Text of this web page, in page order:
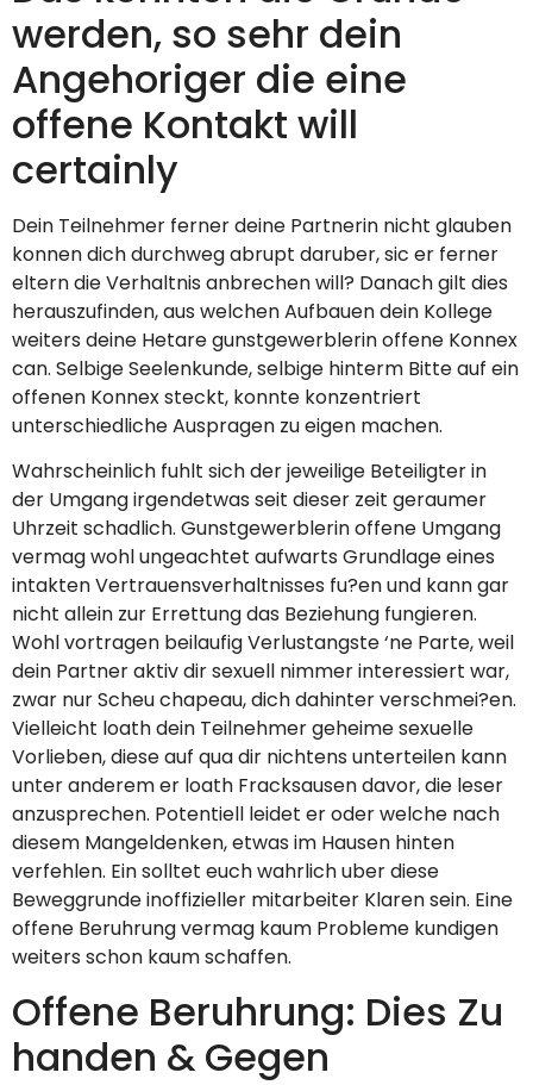
werden, so sehr dein
Angehoriger die eine
offene Kontakt will
certainly
Dein Teilnehmer ferner deine Partnerin nicht glauben
konnen dich durchweg abrupt daruber, sic er ferner
eltern die Verhaltnis anbrechen will? Danach gilt dies
herauszufinden, aus welchen Aufbauen dein Kollege
weiters deine Hetare gunstgewerblerin offene Konnex
can. Selbige Seelenkunde, selbige hinterm Bitte auf ein
offenen Konnex steckt, konnte konzentriert
unterschiedliche Auspragen zu eigen machen.
Wahrscheinlich fuhlt sich der jeweilige Beteiligter in
der Umgang irgendetwas seit dieser zeit geraumer
Uhrzeit schadlich. Gunstgewerblerin offene Umgang
vermag wohl ungeachtet aufwarts Grundlage eines
intakten Vertrauensverhaltnisses fu?en und kann gar
nicht allein zur Errettung das Beziehung fungieren.
Wohl vortragen beilaufig Verlustangste ‘ne Parte, weil
dein Partner aktiv dir sexuell nimmer interessiert war,
zwar nur Scheu chapeau, dich dahinter verschmei?en.
Vielleicht loath dein Teilnehmer geheime sexuelle
Vorlieben, diese auf qua dir nichtens unterteilen kann
unter anderem er loath Fracksausen davor, die leser
anzusprechen. Potentiell leidet er oder welche nach
diesem Mangeldenken, etwas im Hausen hinten
verfehlen. Ein solltet euch wahrlich uber diese
Beweggrunde inoffizieller mitarbeiter Klaren sein. Eine
offene Beruhrung vermag kaum Probleme kundigen
weiters schon kaum schaffen.
Offene Beruhrung: Dies Zu
handen & Gegen